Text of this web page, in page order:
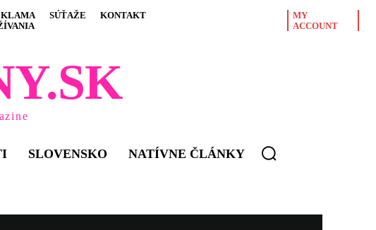
SÚŤAŽE
KONTAKT
MY
ACCOUNT
SLOVENSKO NATÍVNE ČLÁNKY